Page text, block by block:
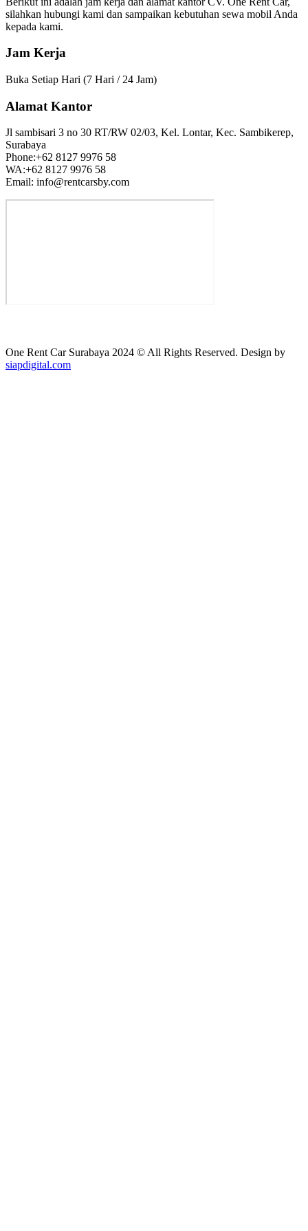
silahkan hubungi kami dan sampaikan kebutuhan sewa mobil Anda
kepada kami.
Jam Kerja
Buka Setiap Hari (7 Hari / 24 Jam)
Alamat Kantor
Jl sambisari 3 no 30 RT/RW 02/03, Kel. Lontar, Kec. Sambikerep,
Surabaya
Phone:+62 8127 9976 58
WA:+62 8127 9976 58
Email: info@rentcarsby.com
One Rent Car Surabaya 2024 © All Rights Reserved. Design by
siapdigital.com